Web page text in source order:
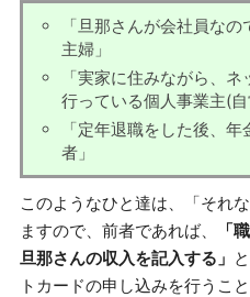
「旦那さんが会社員な
主婦」
「実家に住みながら、
行っている個人事業主(
「定年退職をした後、
者」
このようなひと達は、「それ
ますので、前者であれば、
「
旦那さんの収入を記入する」
トカードの申し込みを行うこと